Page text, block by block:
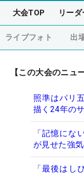
大会TOP リー
ライブフォト 出
【この大会のニュ
照準はパリ
描く24年の
「記憶にな
が見せた強
「最後はし